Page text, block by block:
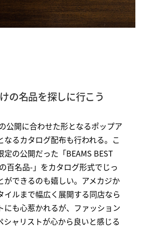
の名品を探しに行こう
公開に合わせた形となるポップア
なるカタログ配布も行われる。こ
定の公開だった「BEAMS BEST
百名品-」をカタログ形式でじっ
ができるのも嬉しい。アメカジか
イルまで幅広く展開する同店なら
にも心惹かれるが、ファッション
シャリストが心から良いと感じる